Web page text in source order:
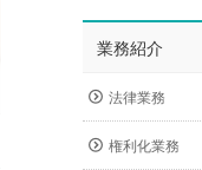
業務紹介
法律業務
権利化業務